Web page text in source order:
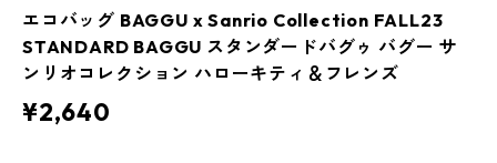
エコバッグ BAGGU x Sanrio Collection FALL23
STANDARD BAGGU スタンダードバグゥ バグー サ
ンリオコレクション ハローキティ＆フレンズ
¥2,640